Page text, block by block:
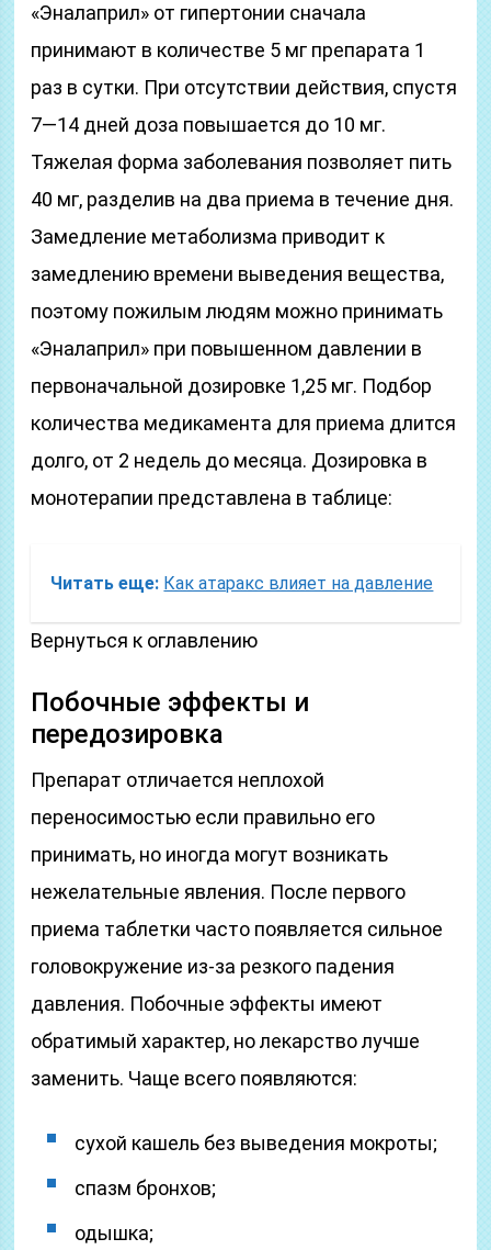
«Эналаприл» от гипертонии сначала
принимают в количестве 5 мг препарата 1
раз в сутки. При отсутствии действия, спустя
7—14 дней доза повышается до 10 мг.
Тяжелая форма заболевания позволяет пить
40 мг, разделив на два приема в течение дня.
Замедление метаболизма приводит к
замедлению времени выведения вещества,
поэтому пожилым людям можно принимать
«Эналаприл» при повышенном давлении в
первоначальной дозировке 1,25 мг. Подбор
количества медикамента для приема длится
долго, от 2 недель до месяца. Дозировка в
монотерапии представлена в таблице:
Читать еще: Как атаракс влияет на давление
Вернуться к оглавлению
Побочные эффекты и
передозировка
Препарат отличается неплохой
переносимостью если правильно его
принимать, но иногда могут возникать
нежелательные явления. После первого
приема таблетки часто появляется сильное
головокружение из-за резкого падения
давления. Побочные эффекты имеют
обратимый характер, но лекарство лучше
заменить. Чаще всего появляются:
сухой кашель без выведения мокроты;
спазм бронхов;
одышка;